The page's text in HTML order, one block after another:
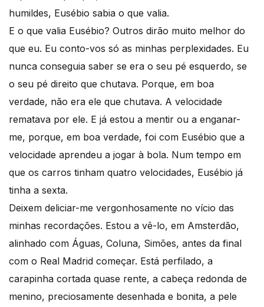
humildes, Eusébio sabia o que valia.
E o que valia Eusébio? Outros dirão muito melhor do
que eu. Eu conto-vos só as minhas perplexidades. Eu
nunca conseguia saber se era o seu pé esquerdo, se
o seu pé direito que chutava. Porque, em boa
verdade, não era ele que chutava. A velocidade
rematava por ele. E já estou a mentir ou a enganar-
me, porque, em boa verdade, foi com Eusébio que a
velocidade aprendeu a jogar à bola. Num tempo em
que os carros tinham quatro velocidades, Eusébio já
tinha a sexta.
Deixem deliciar-me vergonhosamente no vício das
minhas recordações. Estou a vê-lo, em Amsterdão,
alinhado com Águas, Coluna, Simões, antes da final
com o Real Madrid começar. Está perfilado, a
carapinha cortada quase rente, a cabeça redonda de
menino, preciosamente desenhada e bonita, a pele